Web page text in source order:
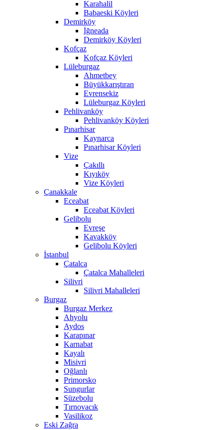
Karahalil
Babaeski Köyleri
Demirköy
İğneada
Demirköy Köyleri
Kofçaz
Kofçaz Köyleri
Lüleburgaz
Ahmetbey
Büyükkarıştıran
Evrensekiz
Lüleburgaz Köyleri
Pehlivanköy
Pehlivanköy Köyleri
Pınarhisar
Kaynarca
Pınarhisar Köyleri
Vize
Çakıllı
Kıyıköy
Vize Köyleri
Çanakkale
Eceabat
Eceabat Köyleri
Gelibolu
Evreşe
Kavakköy
Gelibolu Köyleri
İstanbul
Çatalca
Çatalca Mahalleleri
Silivri
Silivri Mahalleleri
Burgaz
Burgaz Merkez
Ahyolu
Aydos
Karapınar
Karnabat
Kayalı
Misivri
Oğlanlı
Primorsko
Sungurlar
Süzebolu
Tırnovacık
Vasilikoz
Eski Zağra